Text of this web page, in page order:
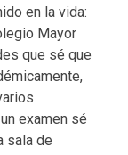
en la vida:
Mayor
que sé que
examen sé
sala de